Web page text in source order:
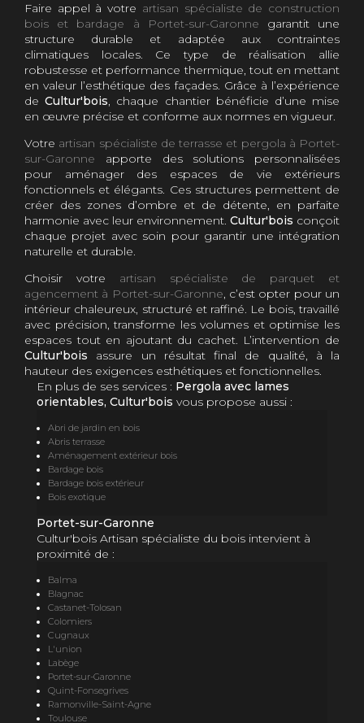
Faire appel à votre artisan spécialiste de construction
bois et bardage à Portet-sur-Garonne garantit une
structure durable et adaptée aux contraintes
climatiques locales. Ce type de réalisation allie
robustesse et performance thermique, tout en mettant
en valeur l’esthétique des façades. Grâce à l’expérience
deCultur'bois, chaque chantier bénéficie d’une mise
en œuvre précise et conforme aux normes en vigueur.
Votre artisan spécialiste de terrasse et pergola à Portet-
sur-Garonne apporte des solutions personnalisées
pour aménager des espaces de vie extérieurs
fonctionnels et élégants. Ces structures permettent de
créer des zones d’ombre et de détente, en parfaite
harmonie avec leur environnement. Cultur'bois conçoit
chaque projet avec soin pour garantir une intégration
naturelle et durable.
Choisir votre artisan spécialiste de parquet et
agencement à Portet-sur-Garonne, c’est opter pour un
intérieur chaleureux, structuré et raffiné. Le bois, travaillé
avec précision, transforme les volumes et optimise les
espaces tout en ajoutant du cachet. L’intervention de
Cultur'bois assure un résultat final de qualité, à la
hauteur des exigences esthétiques et fonctionnelles.
En plus de ses services : Pergola avec lames
orientables, Cultur'bois vous propose aussi :
Abri de jardin en bois
Abris terrasse
Aménagement extérieur bois
Bardage bois
Bardage bois extérieur
Bois exotique
Portet-sur-Garonne
Cultur'bois Artisan spécialiste du bois intervient à
proximité de :
Balma
Blagnac
Castanet-Tolosan
Colomiers
Cugnaux
L'union
Labège
Portet-sur-Garonne
Quint-Fonsegrives
Ramonville-Saint-Agne
Toulouse